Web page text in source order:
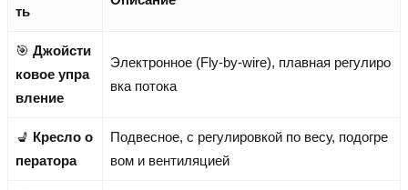
ть
🎯 Джойсти
ковое упра
вление
Электронное (Fly-by-wire), плавная регулиро
вка потока
💺 Кресло о
ператора
Подвесное, с регулировкой по весу, подогре
вом и вентиляцией